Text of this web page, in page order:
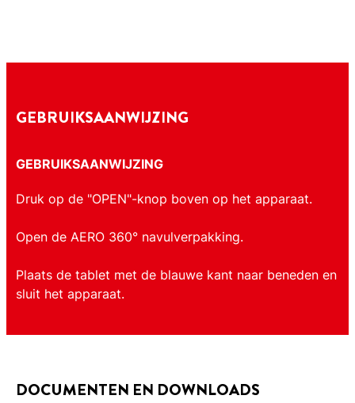
GEBRUIKSAANWIJZING
GEBRUIKSAANWIJZING
Druk op de "OPEN"-knop boven op het apparaat.
Open de AERO 360° navulverpakking.
Plaats de tablet met de blauwe kant naar beneden en
sluit het apparaat.
DOCUMENTEN EN DOWNLOADS